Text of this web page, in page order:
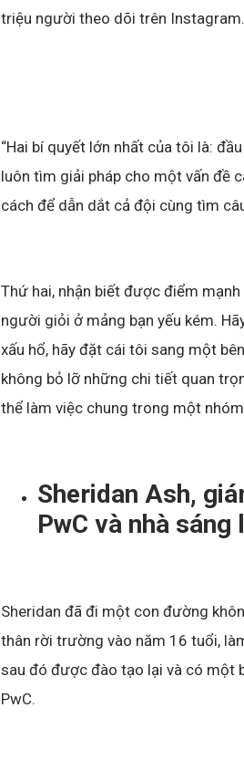
triệu người theo dõi trên Instagram.
“Hai bí quyết lớn nhất của tôi là:
luôn tìm giải pháp cho một vấn đề
cách để dẫn dắt cả đội cùng tìm
Thứ hai, nhận biết được điểm
người giỏi ở mảng bạn yếu kém.
xấu hổ, hãy đặt cái tôi sang một
không bỏ lỡ những chi tiết quan
thể làm việc chung trong một
Sheridan Ash,
PwC và nhà sáng
Sheridan đã đi một con đường
thân rời trường vào năm 16 tuổi,
sau đó được đào tạo lại và có một
PwC.